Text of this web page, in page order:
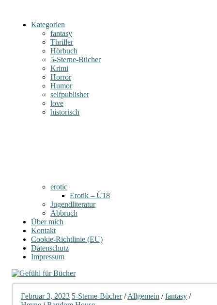
Kategorien
fantasy
Thriller
Hörbuch
5-Sterne-Bücher
Krimi
Horror
Humor
selfpublisher
love
historisch
erotic
Erotik – Ü18
Jugendliteratur
Abbruch
Über mich
Kontakt
Cookie-Richtlinie (EU)
Datenschutz
Impressum
Februar 3, 2023 5-Sterne-Bücher/Allgemein /fantasy /